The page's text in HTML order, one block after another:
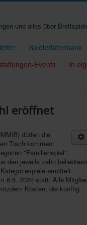
und alles über
Spieledatenbank
Events In
eröffnet
dürfen die
Tisch kommen:
"Familienspiel",
den jeweils zehn
ermittelt.
6.6. 2020 statt. Alle
Kosten, die künftig